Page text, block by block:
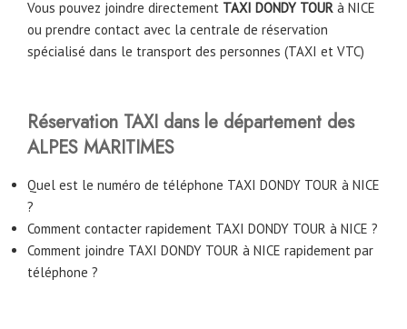
Vous pouvez joindre directement TAXI DONDY TOUR à NICE
ou prendre contact avec la centrale de réservation
spécialisé dans le transport des personnes (TAXI et VTC)
Réservation TAXI dans le département des
ALPES MARITIMES
Quel est le numéro de téléphone TAXI DONDY TOUR à NICE
?
Comment contacter rapidement TAXI DONDY TOUR à NICE ?
Comment joindre TAXI DONDY TOUR à NICE rapidement par
téléphone ?